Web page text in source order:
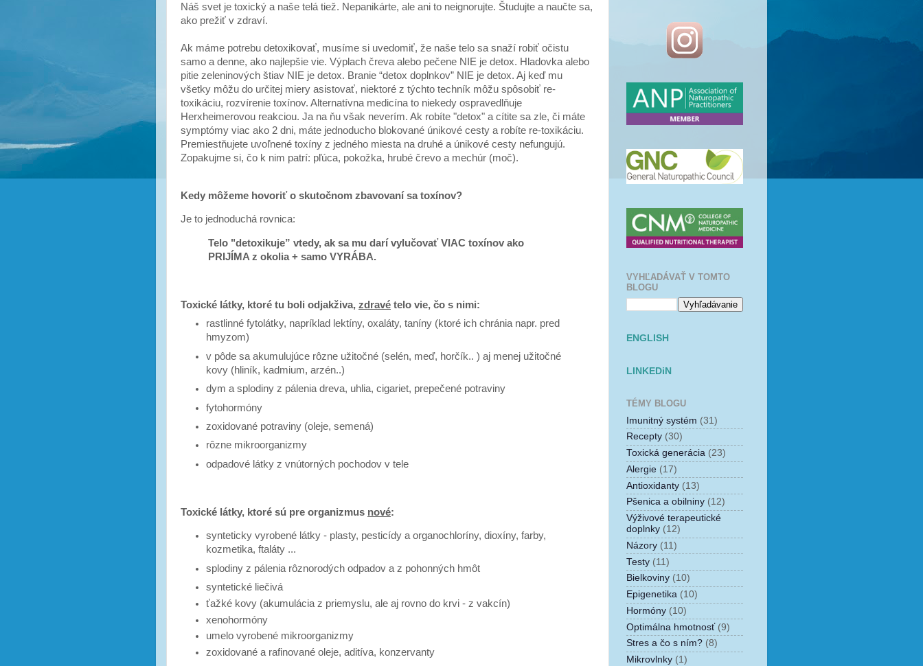
Náš svet je toxický a naše telá tiež. Nepanikárte, ale ani to neignorujte. Študujte a naučte sa,
ako prežiť v zdraví.
Ak máme potrebu detoxikovať, musíme si uvedomiť, že naše telo sa snaží robiť očistu
samo a denne, ako najlepšie vie. Výplach čreva alebo pečene NIE je detox. Hladovka alebo
pitie zeleninových štiav NIE je detox. Branie “detox doplnkov” NIE je detox. Aj keď mu
všetky môžu do určitej miery asistovať, niektoré z týchto techník môžu spôsobiť re-
toxikáciu, rozvírenie toxínov. Alternatívna medicína to niekedy ospravedlňuje
Herxheimerovou reakciou. Ja na ňu však neverím. Ak robíte "detox" a cítite sa zle, či máte
symptómy viac ako 2 dni, máte jednoducho blokované únikové cesty a robíte re-toxikáciu.
Premiestňujete uvoľnené toxíny z jedného miesta na druhé a únikové cesty nefungujú.
Zopakujme si, čo k nim patrí: pľúca, pokožka, hrubé črevo a mechúr (moč).
Kedy môžeme hovoriť o skutočnom zbavovaní sa toxínov?
Je to jednoduchá rovnica:
Telo "detoxikuje” vtedy, ak sa mu darí vylučovať VIAC toxínov ako
PRIJÍMA z okolia + samo VYRÁBA.
Toxické látky, ktoré tu boli odjakživa, zdravé telo vie, čo s nimi:
rastlinné fytolátky, napríklad lektíny, oxaláty, taníny (ktoré ich chránia napr. pred
hmyzom)
v pôde sa akumulujúce rôzne užitočné (selén, meď, horčík.. ) aj menej užitočné
kovy (hliník, kadmium, arzén..)
dym a splodiny z pálenia dreva, uhlia, cigariet, prepečené potraviny
fytohormóny
zoxidované potraviny (oleje, semená)
rôzne mikroorganizmy
odpadové látky z vnútorných pochodov v tele
Toxické látky, ktoré sú pre organizmus nové:
synteticky vyrobené látky - plasty, pesticídy a organochloríny, dioxíny, farby,
kozmetika, ftaláty ...
splodiny z pálenia rôznorodých odpadov a z pohonných hmôt
syntetické liečivá
ťažké kovy (akumulácia z priemyslu, ale aj rovno do krvi - z vakcín)
xenohormóny
umelo vyrobené mikroorganizmy
zoxidované a rafinované oleje, aditíva, konzervanty
VYHĽADÁVAŤ V TOMTO
BLOGU
ENGLISH
LINKEDiN
TÉMY BLOGU
Imunitný systém (31)
Recepty (30)
Toxická generácia (23)
Alergie (17)
Antioxidanty (13)
Pšenica a obilniny (12)
Výživové terapeutické
doplnky (12)
Názory (11)
Testy (11)
Bielkoviny (10)
Epigenetika (10)
Hormóny (10)
Optimálna hmotnosť (9)
Stres a čo s ním? (8)
Mikrovlnky (1)